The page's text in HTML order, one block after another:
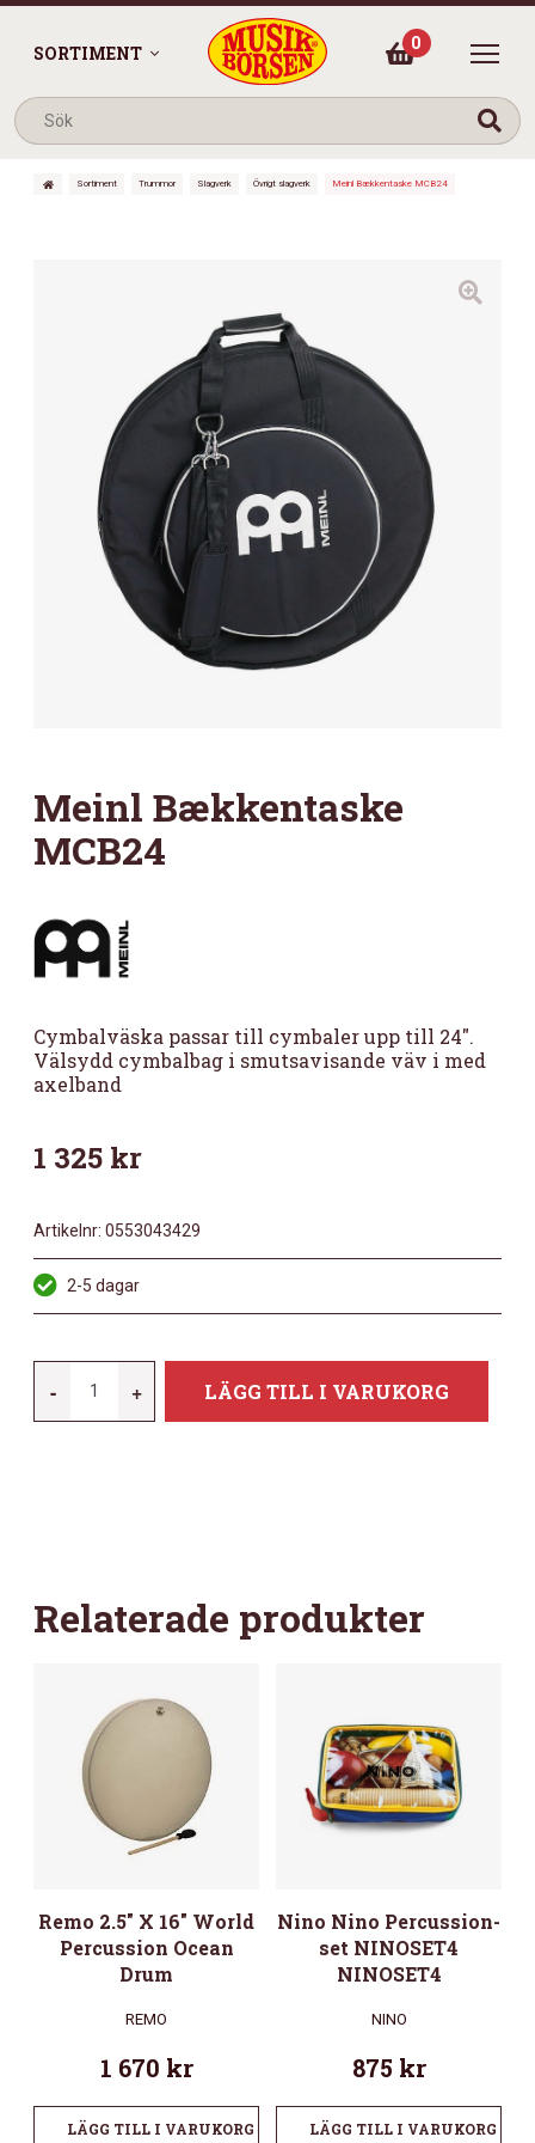
SORTIMENT 0
Sortiment Trummor Slagverk Övrigt slagverk Meinl Bækkentaske MCB24
Meinl Bækkentaske
MCB24
Cymbalväska passar till cymbaler upp till 24″.
Välsydd cymbalbag i smutsavisande väv i med
axelband
1 325 kr
Artikelnr: 0553043429
2-5 dagar
-
BÆKKENTASKE
+ LÄGG TILL I VARUKORG
Relaterade produkter
Remo 2.5″ X 16″ World
Percussion Ocean
Drum
REMO
1 670 kr
LÄGG TILL I VARUKORG
Nino Nino Percussion-
set NINOSET4
NINOSET4
NINO
875 kr
LÄGG TILL I VARUKORG